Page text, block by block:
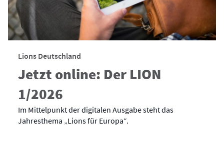
Lions Deutschland
Jetzt online: Der LION
1/2026
Im Mittelpunkt der digitalen Ausgabe steht das
Jahresthema „Lions für Europa“.